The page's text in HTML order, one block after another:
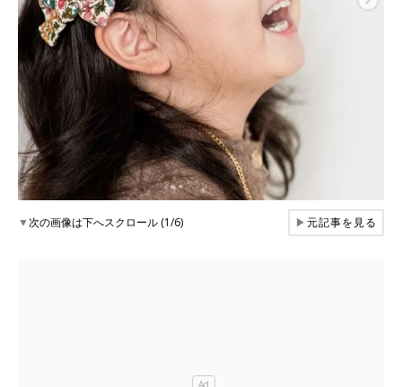
▼次の画像は下へスクロール (1/6) ▶元記事を見る